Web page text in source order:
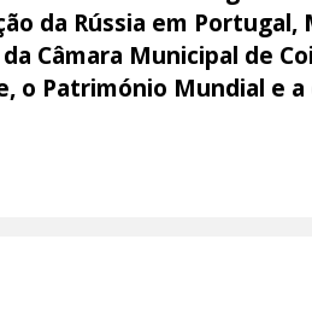
da Rússia em
Câmara Municipal de
o Património Mundial e